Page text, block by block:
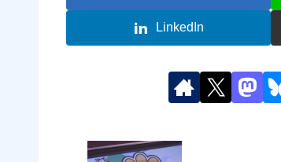
LinkedIn